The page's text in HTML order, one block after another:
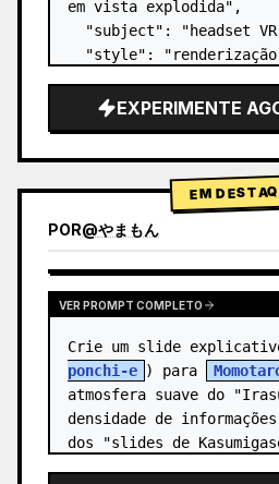
em vista explodida",
"subject": "headset
"style":
detalhes brilhantes",
"background":
default=\"gradien…
EXPERIMENTE
EM
POR@やまもん
VER RESULTADOS DE
VER PROMPT COMPLETO
Crie um slide
ponchi-e ) para
atmosfera suave do
densidade de
dos "slides de